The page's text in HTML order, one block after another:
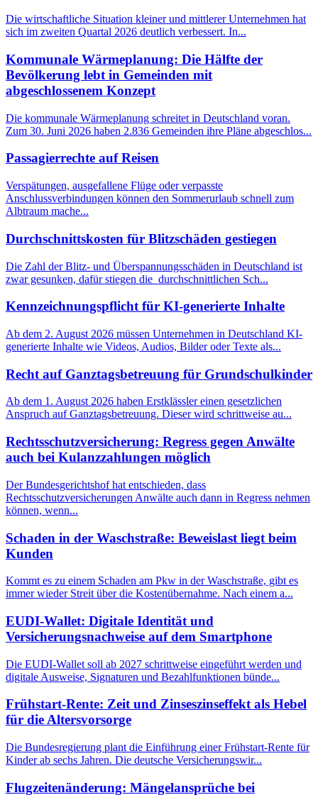
Die wirtschaftliche Situation kleiner und mittlerer Unternehmen hat
sich im zweiten Quartal 2026 deutlich verbessert. In...
Kommunale Wärmeplanung: Die Hälfte der
Bevölkerung lebt in Gemeinden mit
abgeschlossenem Konzept
Die kommunale Wärmeplanung schreitet in Deutschland voran.
Zum 30. Juni 2026 haben 2.836 Gemeinden ihre Pläne abgeschlos...
Passagierrechte auf Reisen
Verspätungen, ausgefallene Flüge oder verpasste
Anschlussverbindungen können den Sommerurlaub schnell zum
Albtraum mache...
Durchschnittskosten für Blitzschäden gestiegen
Die Zahl der Blitz- und Überspannungsschäden in Deutschland ist
zwar gesunken, dafür stiegen die durchschnittlichen Sch...
Kennzeichnungspflicht für KI-generierte Inhalte
Ab dem 2. August 2026 müssen Unternehmen in Deutschland KI-
generierte Inhalte wie Videos, Audios, Bilder oder Texte als...
Recht auf Ganztagsbetreuung für Grundschulkinder
Ab dem 1. August 2026 haben Erstklässler einen gesetzlichen
Anspruch auf Ganztagsbetreuung. Dieser wird schrittweise au...
Rechtsschutzversicherung: Regress gegen Anwälte
auch bei Kulanzzahlungen möglich
Der Bundesgerichtshof hat entschieden, dass
Rechtsschutzversicherungen Anwälte auch dann in Regress nehmen
können, wenn...
Schaden in der Waschstraße: Beweislast liegt beim
Kunden
Kommt es zu einem Schaden am Pkw in der Waschstraße, gibt es
immer wieder Streit über die Kostenübernahme. Nach einem a...
EUDI-Wallet: Digitale Identität und
Versicherungsnachweise auf dem Smartphone
Die EUDI-Wallet soll ab 2027 schrittweise eingeführt werden und
digitale Ausweise, Signaturen und Bezahlfunktionen bünde...
Frühstart-Rente: Zeit und Zinseszinseffekt als Hebel
für die Altersvorsorge
Die Bundesregierung plant die Einführung einer Frühstart-Rente für
Kinder ab sechs Jahren. Die deutsche Versicherungswir...
Flugzeitenänderung: Mängelansprüche bei